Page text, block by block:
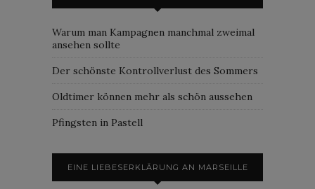
Warum man Kampagnen manchmal zweimal
ansehen sollte
Der schönste Kontrollverlust des Sommers
Oldtimer können mehr als schön aussehen
Pfingsten in Pastell
EINE LIEBESERKLÄRUNG AN MARSEILLE